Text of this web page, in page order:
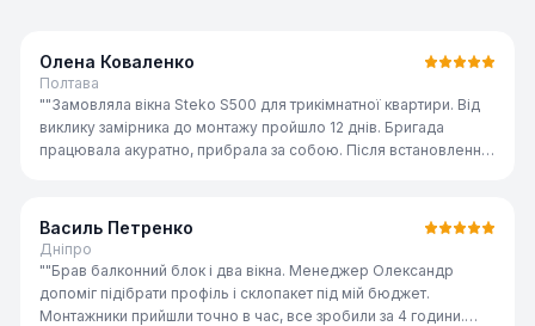
Олена Коваленко
Полтава
""Замовляла вікна Steko S500 для трикімнатної квартири. Від
виклику замірника до монтажу пройшло 12 днів. Бригада
працювала акуратно, прибрала за собою. Після встановлення
Василь Петренко
Дніпро
""Брав балконний блок і два вікна. Менеджер Олександр
допоміг підібрати профіль і склопакет під мій бюджет.
Монтажники прийшли точно в час, все зробили за 4 години.